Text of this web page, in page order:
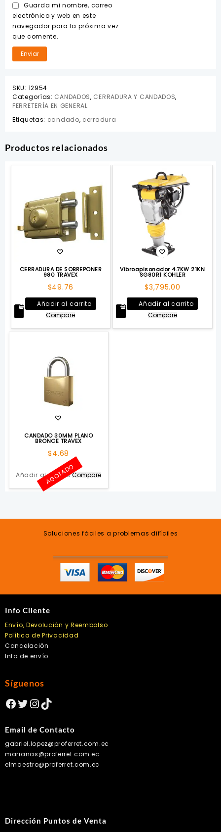
Guarda mi nombre, correo
electrónico y web en este
navegador para la próxima vez
que comente.
SKU: 12954
Categorías: CANDADOS, CERRADURA Y CANDADOS,
FERRETERÍA EN GENERAL
Etiquetas: candado, cerradura
Productos relacionados
CERRADURA DE SOBREPONER
980 TRAVEX
$49.76
Añadir al carrito
Compare
Vibroapisonador 4.7KW 21KN
SG80R1 KOHLER
$3,795.00
Añadir al carrito
Compare
CANDADO 30MM PLANO
BRONCE TRAVEX
$4.68
Añadir al carrito
AGOTADOCompare
Soluciones fáciles a problemas difíciles
Info Cliente
Envío, Devolución y Reembolso
Política de Privacidad
Cancelación
Info de envío
Síguenos
Facebook
Twitter
Instagram
TikTok
Email de Contacto
gabriel.lopez@proferret.com.ec
marianas@proferret.com.ec
elmaestro@proferret.com.ec
Dirección Puntos de Venta